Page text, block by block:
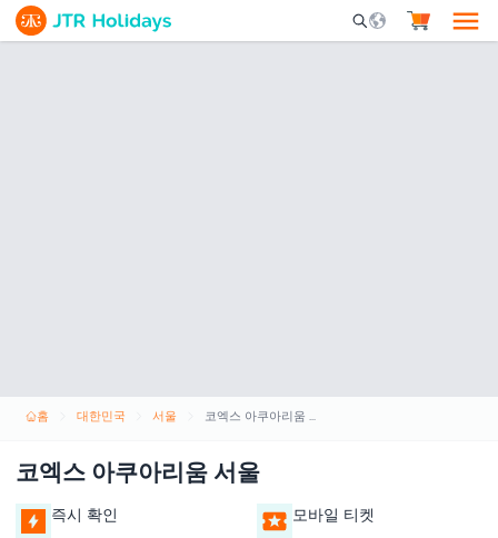
Mobile Search
홈 대한민국 서울 코엑스 아쿠아리움 서울
코엑스 아쿠아리움 서울
즉시 확인 모바일 티켓